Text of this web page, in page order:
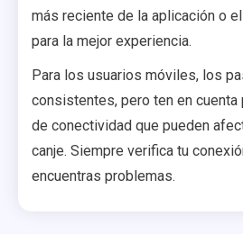
más reciente de la aplicación o
para la mejor experiencia.
Para los usuarios móviles, los
consistentes, pero ten en
de conectividad que pueden
canje. Siempre verifica tu
encuentras problemas.